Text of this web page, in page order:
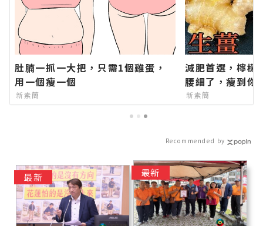
肚腩一抓一大把，只需1個雞蛋，
用一個瘦一個
新素簡
減肥首選，檸檬
腰細了，瘦到你
新素簡
Recommended by
最新 最新